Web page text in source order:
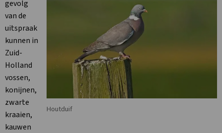
Houtduif
gevolg
van de
uitspraak
kunnen in
Zuid-
Holland
vossen,
konijnen,
zwarte
kraaien,
kauwen